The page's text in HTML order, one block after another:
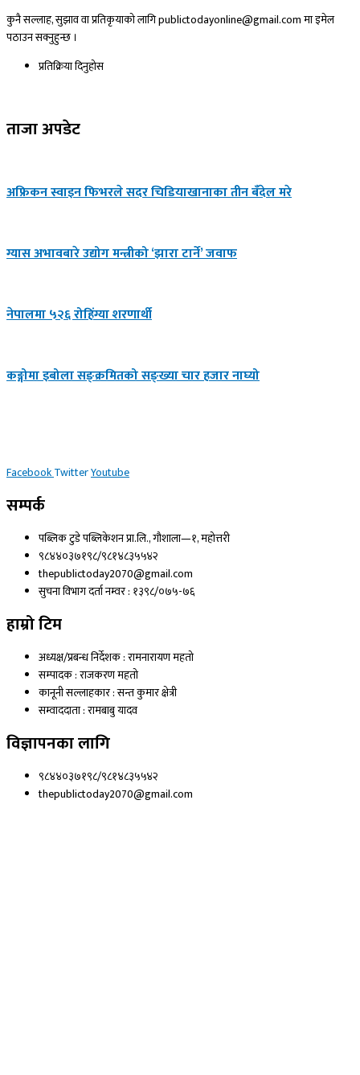
कुनै सल्लाह, सुझाव वा प्रतिकृयाको लागि publictodayonline@gmail.com मा इमेल
पठाउन सक्नुहुन्छ ।
प्रतिक्रिया दिनुहोस​
ताजा अपडेट
अफ्रिकन स्वाइन फिभरले सदर चिडियाखानाका तीन बँदेल मरे
ग्यास अभावबारे उद्योग मन्त्रीको ‘झारा टार्ने’ जवाफ
नेपालमा ५२६ रोहिंग्या शरणार्थी
कङ्गोमा इबोला सङ्क्रमितको सङ्ख्या चार हजार नाघ्यो
FacebookTwitterYoutube
सम्पर्क
पब्लिक टुडे पब्लिकेशन प्रा.लि., गौशाला—१, महोत्तरी
९८४४०३७१९८/९८१४८३५५४२
thepublictoday2070@gmail.com
सुचना विभाग दर्ता नम्वर : १३९८/०७५-७६
हाम्रो टिम
अध्यक्ष/प्रबन्ध निर्देशक : रामनारायण महतो
सम्पादक : राजकरण महतो
कानूनी सल्लाहकार : सन्त कुमार क्षेत्री
सम्वाददाता : रामबाबु यादव
विज्ञापनका लागि
९८४४०३७१९८/९८१४८३५५४२
thepublictoday2070@gmail.com